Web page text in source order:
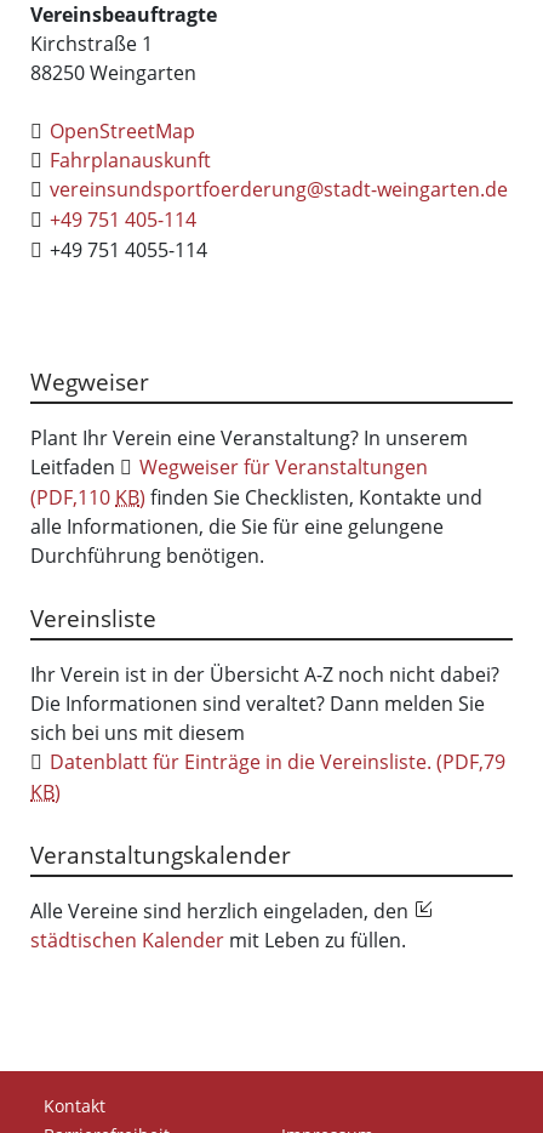
Vereinsbeauftragte
Kirchstraße 1
88250Weingarten
OpenStreetMap
Fahrplanauskunft
vereinsundsportfoerderung@stadt-weingarten.de
+49 751 405-114
+49 751 4055-114
Wegweiser
Plant Ihr Verein eine Veranstaltung? In unserem
Leitfaden
Wegweiser für Veranstaltungen
(PDF,110 KB) finden Sie Checklisten, Kontakte und
alle Informationen, die Sie für eine gelungene
Durchführung benötigen.
Vereinsliste
Ihr Verein ist in der Übersicht A-Z noch nicht dabei?
Die Informationen sind veraltet? Dann melden Sie
sich bei uns mit diesem
Datenblatt für Einträge in die Vereinsliste. (PDF,79
KB)
Veranstaltungskalender
Alle Vereine sind herzlich eingeladen, den
städtischen Kalender mit Leben zu füllen.
Kontakt